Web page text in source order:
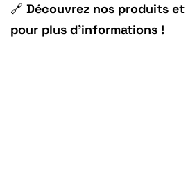
🔗 Découvrez nos produits
pour plus d’informations !